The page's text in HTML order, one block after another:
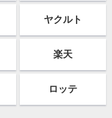
ヤクルト
楽天
ロッテ